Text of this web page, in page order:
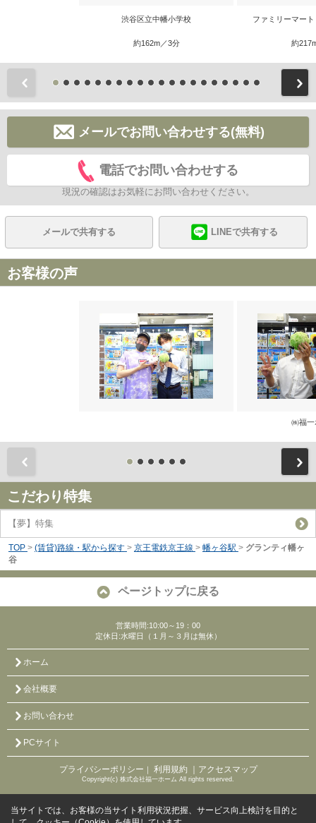
渋谷区立中幡小学校
約162m／3分
ファミリーマー
約
メールでお問い合わせする(無料)
電話でお問い合わせする
現況の確認はお気軽にお問い合わせください。
メールで共有する LINEで共有する
お客様の声
㈱福一
こだわり特集
【夢】特集
TOP > (賃貸)路線・駅から探す > 京王電鉄京王線 > 幡ヶ谷駅 > グランティ幡ヶ
谷
ページトップに戻る
営業時間:10:00～19：00
定休日:水曜日（１月～３月は無休）
ホーム
会社概要
お問い合わせ
PCサイト
プライバシーポリシー ｜ 利用規約 ｜アクセスマップ
Copyright(c) 株式会社福一ホーム All rights reserved.
当サイトでは、お客様の当サイト利用状況把握、サービス向上検討を目的と